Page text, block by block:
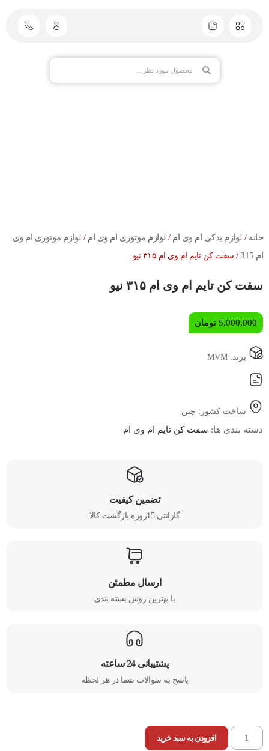
خانه / لوازم یدکی ام وی ام / لوازم موتوری ام وی ام / لوازم موتوری ام وی
ام 315
/ سفت کن تایم ام وی ام ۳۱۵ نیو
سفت کن تایم ام وی ام ۳۱۵ نیو
5,000,000 تومان
برند: MVM
ساخت کشور: چین
دسته بندی ها: سفت کن تایم ام وی ام
تضمین کیفیت
گارانتی 15روزه بازگشت کالا
ارسال مطمئن
با بهترین روش بسته بندی​
پشتیبانی 24 ساعته
پاسخ به سوالات شما در هر لحظه
افزودن به سبد خرید